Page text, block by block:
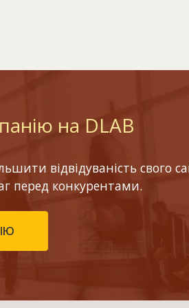
на DLAB
відвідуваність свого
перед конкурентами.